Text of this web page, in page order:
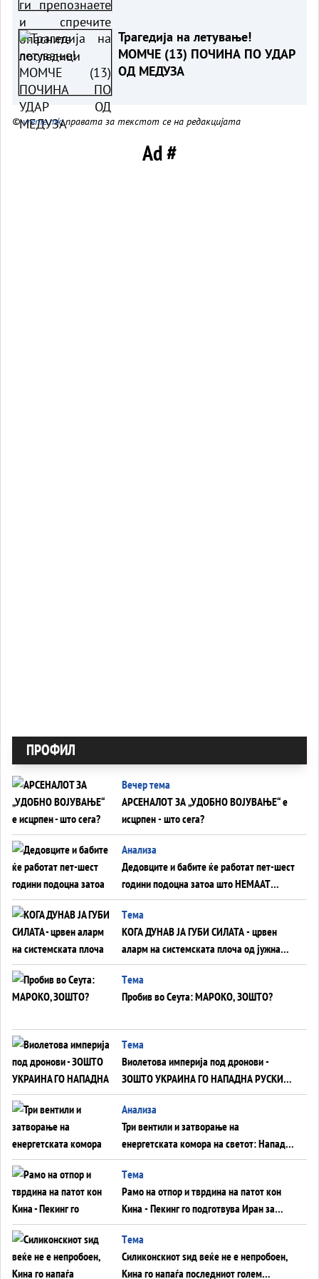
Трагедија на летување!
МОМЧЕ (13) ПОЧИНА ПО УДАР
ОД МЕДУЗА
©vreme.mk, правата за текстот се на редакцијата
Ad #
ПРОФИЛ
Вечер тема
АРСЕНАЛОТ ЗА „УДОБНО ВОЈУВАЊЕ“ е
исцрпен - што сега?
Анализа
Дедовците и бабите ќе работат пет-шест
години подоцна затоа што НЕМААТ
ВНУЦИ ДА ГИ ЗАМЕНАТ
Tема
КОГА ДУНАВ ЈА ГУБИ СИЛАТА - црвен
аларм на системската плоча од јужна
Германија до Црното Море...
Tема
Пробив во Сеута: МАРОКО, ЗОШТО?
Tема
Виолетова империја под дронови -
ЗОШТО УКРАИНА ГО НАПАДНА РУСКИОТ
WILDBERRIES
Aнализа
Три вентили и затворање на
енергетската комора на светот: Нападот
во Суец најавува глобален енергетски
инфаркт?
Tема
Рамо на отпор и тврдина на патот кон
Кина - Пекинг го подготвува Иран за
американска копнена инвазија
Tема
Силиконскиот ѕид веќе не е непробоен,
Кина го напаѓа последниот голем